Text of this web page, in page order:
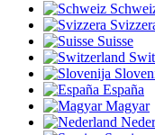
Suisse
España
Magyar